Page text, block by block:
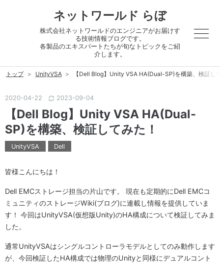
ネットワールド らぼ
株式会社ネットワールドのエンジニアがお届けす
る技術情報ブログです。
各製品のエキスパートたちが旬なトピックをご紹
介します。
トップ > UnityVSA > 【Dell Blog】Unity VSA HA(Dual-SP)を構築、検証し
2020-04-22 2023-09-04
【Dell Blog】Unity VSA HA(Dual-
SP)を構築、検証してみた！
UnityVSA Dell
皆様こんにちは！
Dell EMCストレージ担当の片山です。 現在も定期的にDell EMCコ
ミュニティのストレージWiki(ブログ)に連載し情報を提供していま
す！ 今回はUnityVSA(仮想版Unity)のHA構成について検証してみま
した。
通常UnityVSAはシングルコントローラモデルとしてのみ動作します
が、今回検証したHA構成では物理のUnityと同様にデュアルコント